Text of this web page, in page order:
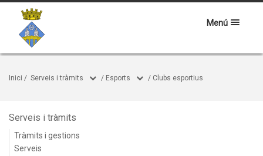
Menú
Inici / Serveis i tràmits / Esports / Clubs esportius
Serveis i tràmits
Tràmits i gestions
Serveis